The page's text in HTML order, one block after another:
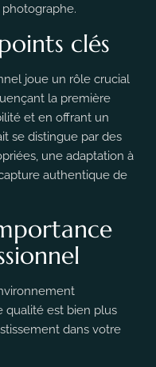
photographe.
clés
joue un rôle crucial
la première
et en offrant un
se distingue par des
une adaptation à
authentique de
qualité est bien plus
dans votre